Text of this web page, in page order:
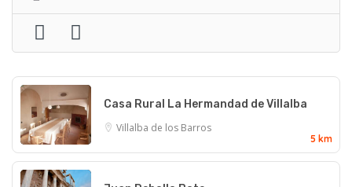
Casa Rural La Hermandad de Villalba
Villalba de los Barros
5 km